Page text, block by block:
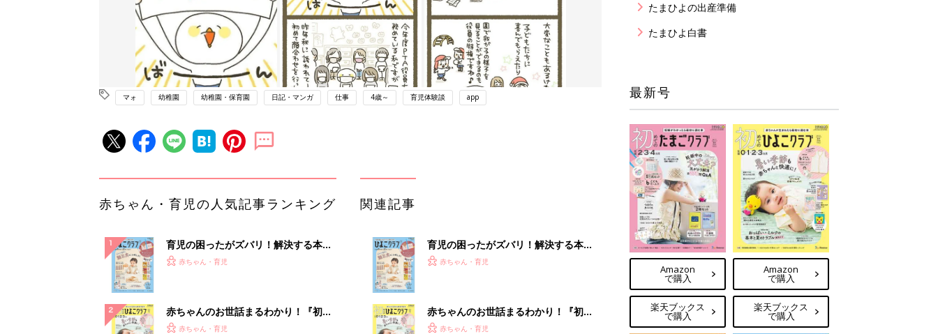
マォ 幼稚園 幼稚園・保育園 日記・マンガ 仕事 4歳～ 育児体験談 app
赤ちゃん・育児の人気記事ランキング
育児の困ったがズバリ！解決する本
『ひよこクラブ 秋号』 4カ月～2才
赤ちゃん・育児
赤ちゃんのお世話まるわかり！『初め
てのひよこクラブ 夏号』〈巻頭大特
赤ちゃん・育児
関連記事
育児の困ったがズバリ！解決する本
『ひよこクラブ 秋号』 4カ月～2才
赤ちゃん・育児
赤ちゃんのお世話まるわかり！『初め
てのひよこクラブ 夏号』〈巻頭大特
赤ちゃん・育児
たまひよの出産準備
たまひよ白書
最新号
Amazon
で購入
楽天ブックス
で購入
Amazon
で購入
楽天ブックス
で購入